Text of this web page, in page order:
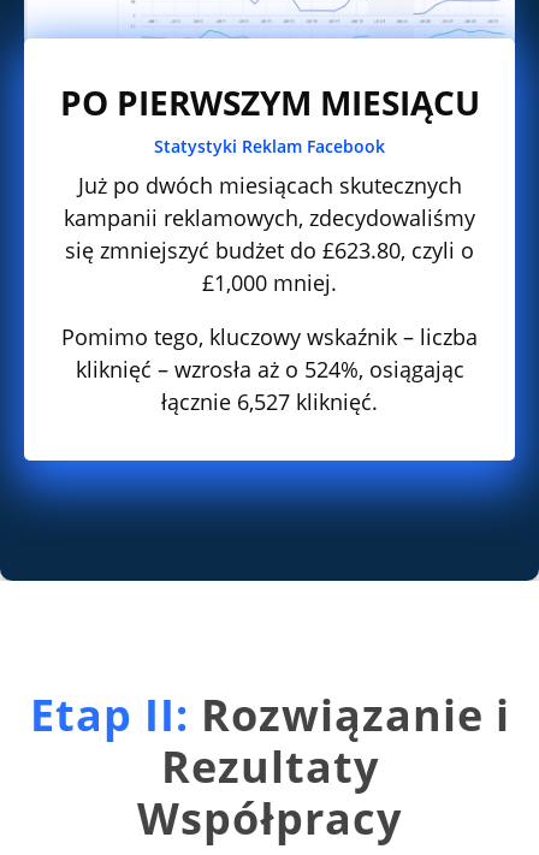
PO PIERWSZYM MIESIĄCU
Statystyki Reklam Facebook
Już po dwóch miesiącach skutecznych
kampanii reklamowych, zdecydowaliśmy
się zmniejszyć budżet do £623.80, czyli o
£1,000 mniej.
Pomimo tego, kluczowy wskaźnik – liczba
kliknięć – wzrosła aż o 524%, osiągając
łącznie 6,527 kliknięć.
Etap II: Rozwiązanie i
Rezultaty
Współpracy